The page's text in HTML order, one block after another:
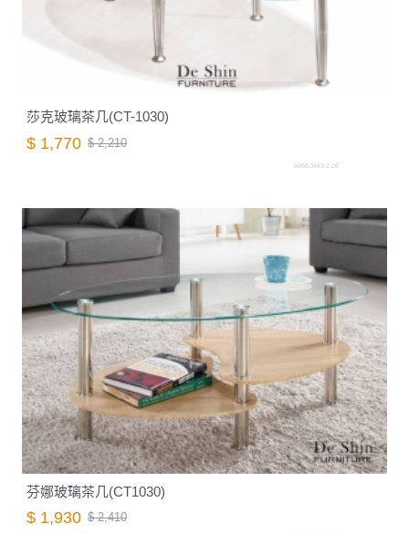
莎克玻璃茶几(CT-1030)
$ 1,770 $ 2,210
A088.2443-2.26
芬娜玻璃茶几(CT1030)
$ 1,930 $ 2,410